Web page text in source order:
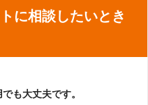
に相談したいとき
も大丈夫です。